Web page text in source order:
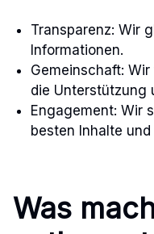
Transparenz: Wir
Informationen.
Gemeinschaft:
die Unterstützung
Engagement: Wir
besten Inhalte
Was